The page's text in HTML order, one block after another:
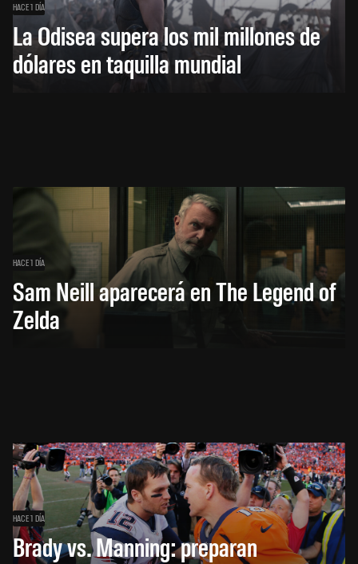
HACE 1 DÍA
La Odisea supera los mil millones de
dólares en taquilla mundial
HACE 1 DÍA
Sam Neill aparecerá en The Legend of
Zelda
HACE 1 DÍA
Brady vs. Manning: preparan